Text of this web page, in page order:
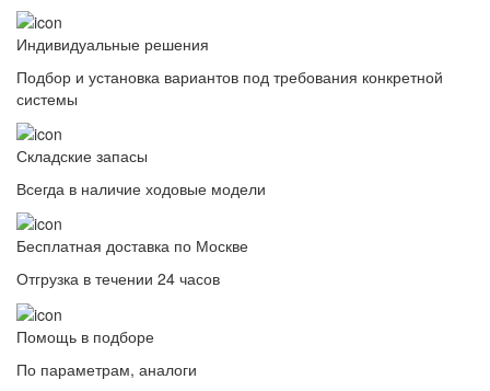
Индивидуальные решения
Подбор и установка вариантов под требования конкретной
системы
Складские запасы
Всегда в наличие ходовые модели
Бесплатная доставка по Москве
Отгрузка в течении 24 часов
Помощь в подборе
По параметрам, аналоги